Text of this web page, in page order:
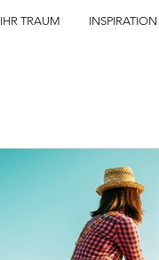
IHR TRAUM INSPIRATION